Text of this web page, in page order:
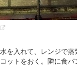
を入れて、レンジで
ットをおく。隣に食パ